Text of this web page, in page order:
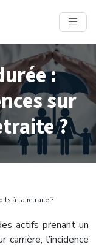
:
sur
?
à la retraite ?
actifs prenant un
l’incidence